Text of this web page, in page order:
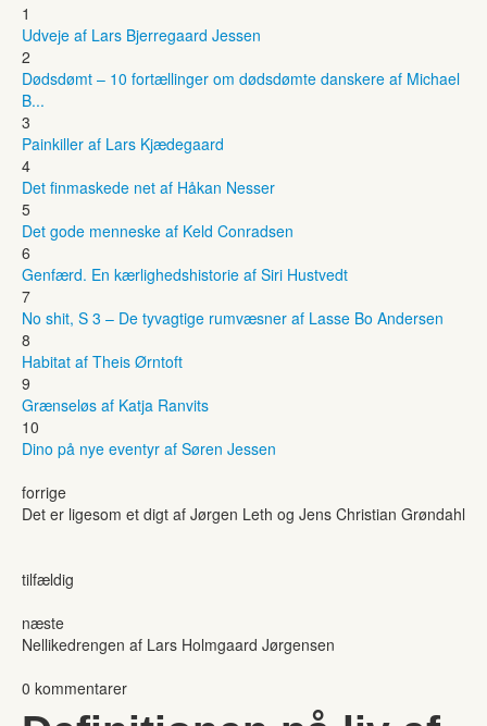
1
Udveje af Lars Bjerregaard Jessen
2
Dødsdømt – 10 fortællinger om dødsdømte danskere af Michael
B...
3
Painkiller af Lars Kjædegaard
4
Det finmaskede net af Håkan Nesser
5
Det gode menneske af Keld Conradsen
6
Genfærd. En kærlighedshistorie af Siri Hustvedt
7
No shit, S 3 – De tyvagtige rumvæsner af Lasse Bo Andersen
8
Habitat af Theis Ørntoft
9
Grænseløs af Katja Ranvits
10
Dino på nye eventyr af Søren Jessen
forrige
Det er ligesom et digt af Jørgen Leth og Jens Christian Grøndahl
tilfældig
næste
Nellikedrengen af Lars Holmgaard Jørgensen
0 kommentarer